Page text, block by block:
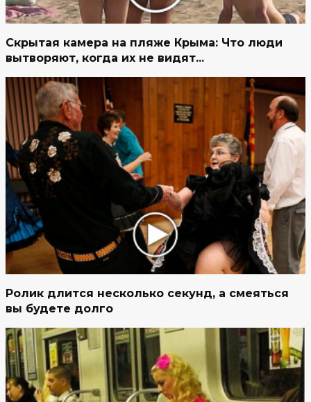
Скрытая камера на пляже Крыма: Что люди
вытворяют, когда их не видят...
Ролик длится несколько секунд, а смеяться
вы будете долго